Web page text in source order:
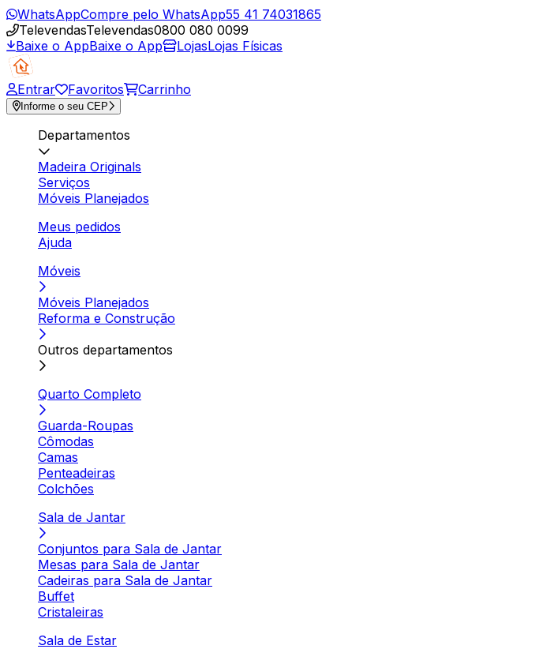
WhatsAppCompre pelo WhatsApp55 41 74031865
TelevendasTelevendas0800 080 0099
Baixe o AppBaixe o App LojasLojas Físicas
Entrar Favoritos Carrinho
Informe o seu CEP
Departamentos
Madeira Originals
Serviços
Móveis Planejados
Meus pedidos
Ajuda
Móveis
Móveis Planejados
Reforma e Construção
Outros departamentos
Quarto Completo
Guarda-Roupas
Cômodas
Camas
Penteadeiras
Colchões
Sala de Jantar
Conjuntos para Sala de Jantar
Mesas para Sala de Jantar
Cadeiras para Sala de Jantar
Buffet
Cristaleiras
Sala de Estar